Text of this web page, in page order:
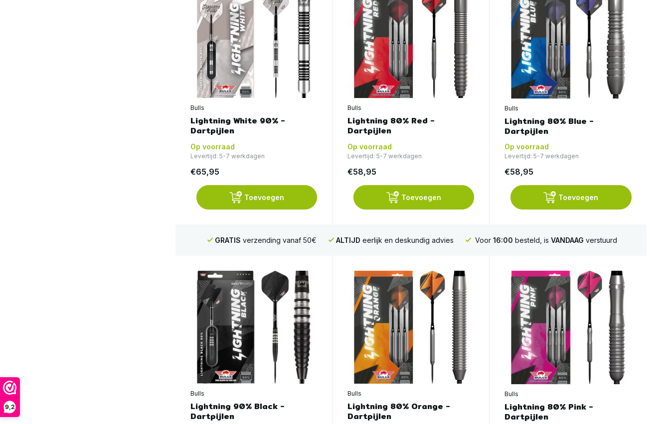
9,2
Bulls
Lightning White 90% -
Dartpijlen
Op voorraad
Levertijd: 5-7 werkdagen
€65,95
Toevoegen
Bulls
Lightning 80% Red -
Dartpijlen
Op voorraad
Levertijd: 5-7 werkdagen
€58,95
Toevoegen
Bulls
Lightning 80% Blue -
Dartpijlen
Op voorraad
Levertijd: 5-7 werkdagen
€58,95
Toevoegen
GRATIS verzending vanaf 50€ ALTIJD eerlijk en deskundig advies Voor 16:00 besteld, is VANDAAG verstuurd
Bulls
Lightning 90% Black -
Dartpijlen
Bulls
Lightning 80% Orange -
Dartpijlen
Bulls
Lightning 80% Pink -
Dartpijlen